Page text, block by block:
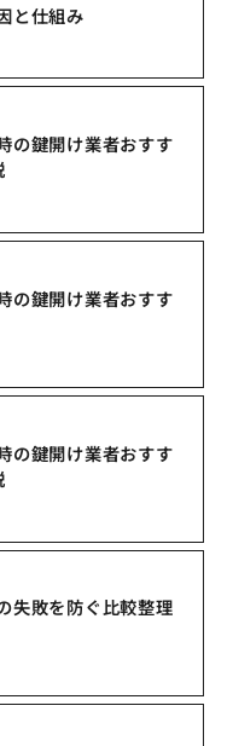
と仕組み
の鍵開け業者おすす
の鍵開け業者おすす
の鍵開け業者おすす
失敗を防ぐ比較整理